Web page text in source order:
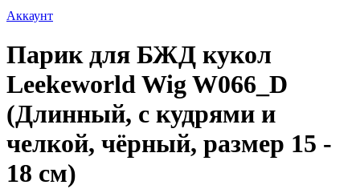
Аккаунт
Парик для БЖД кукол
Leekeworld Wig W066_D
(Длинный, с кудрями и
челкой, чёрный, размер 15 -
18 см)